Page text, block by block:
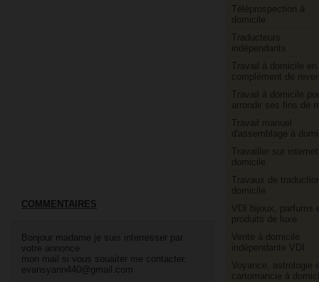
Téléprospection à
domicile
Traducteurs
indépendants
Travail à domicile en
complément de
Travail à domicile
arrondir ses fins de
Travail manuel
d'assemblage à
Travailler sur
domicile
Travaux de
domicile
VDI bijoux, parfums
produits de luxe
Vente à domicile
indépendante VDI
Voyance, astrologie
cartomancie à
COMMENTAIRES
Bonjour madame je suis interresser par
votre annonce
mon mail si vous souaiter me contacter:
evansyann440@gmail.com